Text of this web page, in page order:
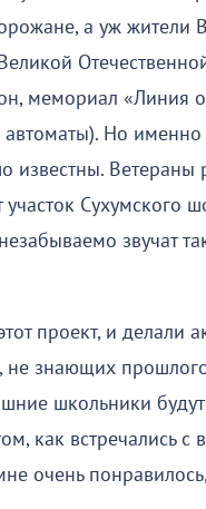
а уж жители
мемориал «Линия
Но
Ветераны
Сухумского
звучат
проект, и делали
не знающих
школьники
как встречались
очень